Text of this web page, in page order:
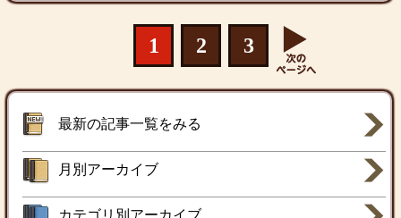
1 2 3
最新の記事一覧をみる
月別アーカイブ
カテゴリ別アーカイブ